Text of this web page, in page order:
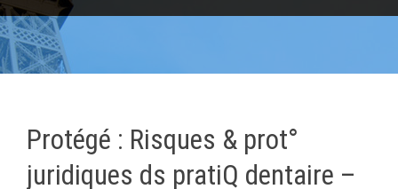
Protégé : Risques & prot°
juridiques ds pratiQ dentaire –